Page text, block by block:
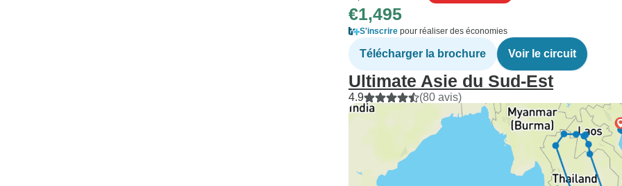
€1,495
S'inscrire pour réaliser des économies
Télécharger la brochure Voir le circuit
Ultimate Asie du Sud-Est
4.9 (80 avis)